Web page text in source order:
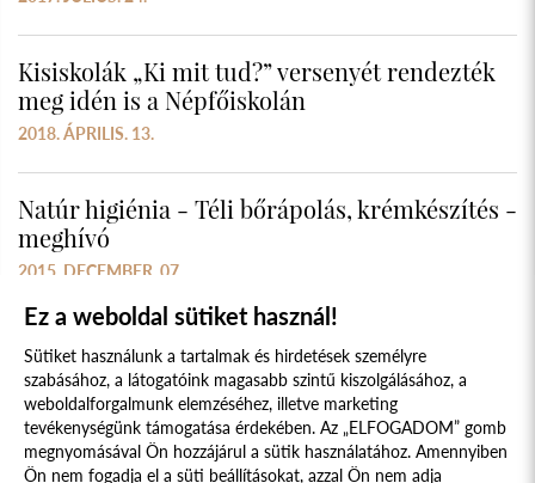
Kisiskolák „Ki mit tud?” versenyét rendezték
meg idén is a Népfőiskolán
2018. ÁPRILIS. 13.
Natúr higiénia - Téli bőrápolás, krémkészítés -
meghívó
2015. DECEMBER. 07.
Süti szabályzat Adatvédelmi nyilatkozat
Ez a weboldal sütiket használ!
Sütiket használunk a tartalmak és hirdetések személyre
szabásához, a látogatóink magasabb szintű kiszolgálásához, a
weboldalforgalmunk elemzéséhez, illetve marketing
tevékenységünk támogatása érdekében. Az „ELFOGADOM” gomb
megnyomásával Ön hozzájárul a sütik használatához. Amennyiben
Ön nem fogadja el a süti beállításokat, azzal Ön nem adja